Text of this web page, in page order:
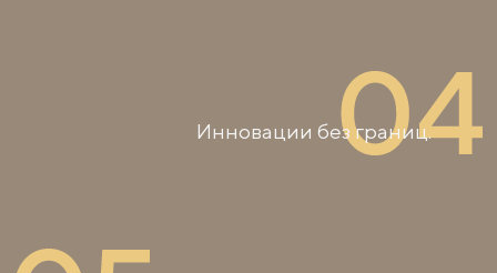
Инновации без границ.